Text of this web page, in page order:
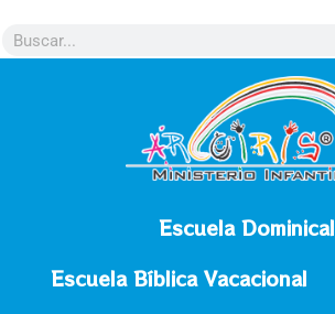
Escuela Dominical
Escuela Bíblica Vacacional